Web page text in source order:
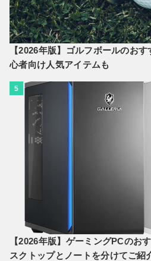
【2026年版】ゴルフボールのお
心者向け人気アイテムも
5
【2026年版】ゲーミングPCのお
スクトップとノートを分けてご紹